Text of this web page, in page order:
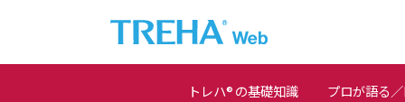
トレハ® の基礎知識 プロが語る